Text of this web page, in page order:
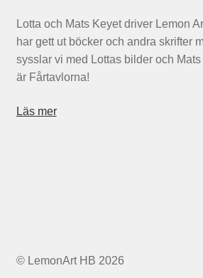
Lotta och Mats Keyet driver Lemon
har gett ut böcker och andra skrifter
sysslar vi med Lottas bilder och
är Fårtavlorna!
Läs mer
© LemonArt HB 2026